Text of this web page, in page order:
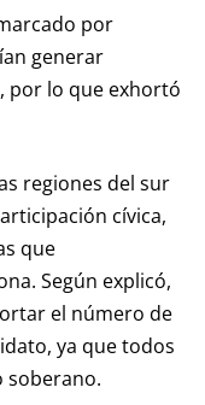
por
generar
por lo que exhortó
regiones del sur
cívica,
que
Según explicó,
el número de
ya que todos
soberano.